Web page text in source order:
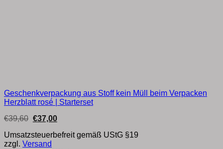
Geschenkverpackung aus Stoff kein Müll beim Verpacken
Herzblatt rosé | Starterset
€39,60 Ursprünglicher
war:
€39,60
€37,00Aktueller
ist:
€37,00.
Umsatzsteuerbefreit gemäß UStG §19
zzgl. Versand